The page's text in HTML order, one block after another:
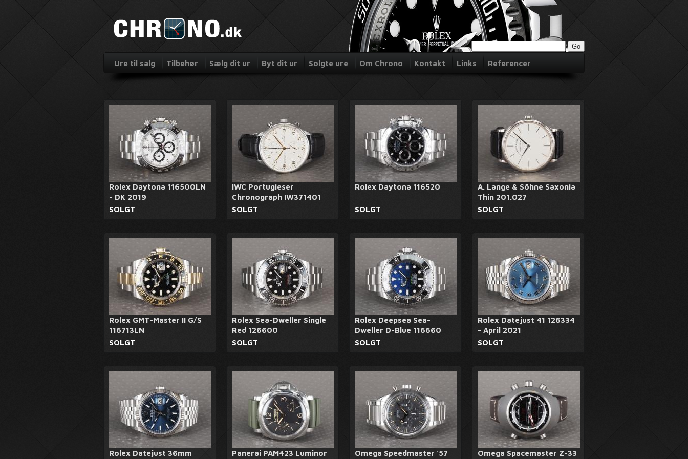
Ure til salg Tilbehør Sælg dit ur Byt dit ur Solgte ure Om Chrono Kontakt Links Referencer
Rolex Daytona 116500LN
- DK 2019
SOLGT
IWC Portugieser
Chronograph IW371401
SOLGT
Rolex Daytona 116520
SOLGT
A. Lange & Söhne Saxonia
Thin 201.027
SOLGT
Rolex GMT-Master II G/S
116713LN
SOLGT
Rolex Sea-Dweller Single
Red 126600
SOLGT
Rolex Deepsea Sea-
Dweller D-Blue 116660
SOLGT
Rolex Datejust 41 126334
- April 2021
SOLGT
Rolex Datejust 36mm Panerai PAM423 Luminor Omega Speedmaster '57 Omega Spacemaster Z-33